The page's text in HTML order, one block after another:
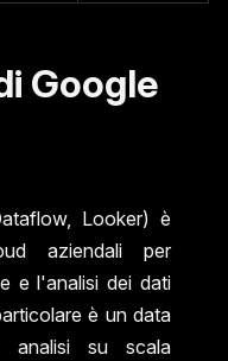
Google
Looker) è
aziendali per
e l'analisi dei dati
è un data
analisi su scala